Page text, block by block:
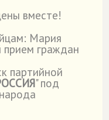
вместе!
Мария
прием граждан
партийной
" под